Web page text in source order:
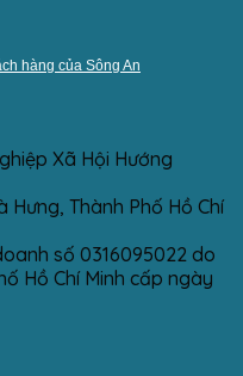
hàng của Sông An
Xã Hội Hướng
Hưng, Thành Phố Hồ Chí
số 0316095022 do
Hồ Chí Minh cấp ngày